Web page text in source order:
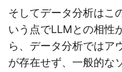
そしてデータ分析はこ
いう点でLLMとの相性
ら、データ分析ではア
が存在せず、一般的な